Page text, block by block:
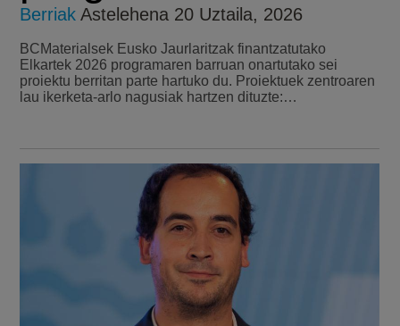
Berriak Astelehena 20 Uztaila, 2026
BCMaterialsek Eusko Jaurlaritzak finantzatutako
Elkartek 2026 programaren barruan onartutako sei
proiektu berritan parte hartuko du. Proiektuek zentroaren
lau ikerketa-arlo nagusiak hartzen dituzte:…